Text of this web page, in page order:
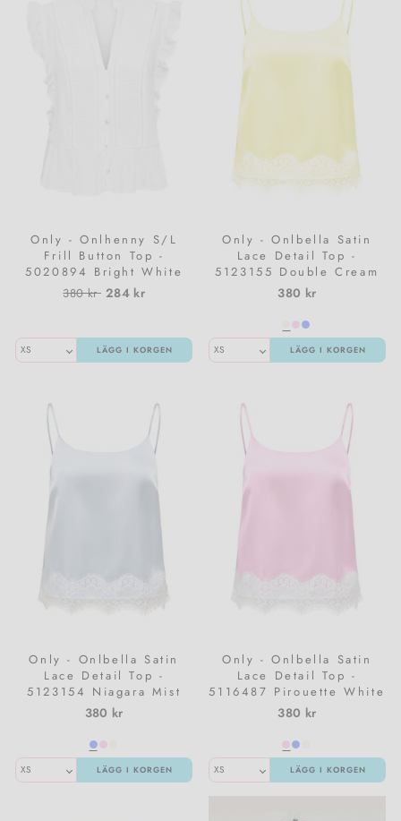
Only - Onlhenny S/L
Frill Button Top -
5020894 Bright White
Normalpris
380 kr Utförsäljningspris
284 kr
LÄGG I KORGEN
Only - Onlbella Satin
Lace Detail Top -
5123155 Double Cream
White Lace
380 kr
LÄGG I KORGEN
Only - Onlbella Satin
Lace Detail Top -
5123154 Niagara Mist
White Lace
380 kr
LÄGG I KORGEN
Only - Onlbella Satin
Lace Detail Top -
5116487 Pirouette White
Lace
380 kr
LÄGG I KORGEN